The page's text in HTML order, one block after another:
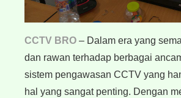
CCTV BRO – Dalam era yang
dan rawan terhadap berbagai
sistem pengawasan CCTV yang
hal yang sangat penting. Dengan